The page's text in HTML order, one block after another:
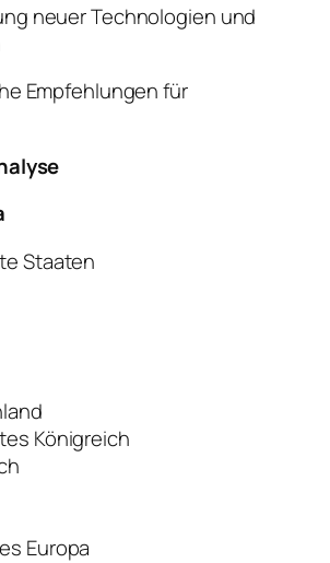
neuer Technologien und
Empfehlungen für
Staaten
Königreich
Europa